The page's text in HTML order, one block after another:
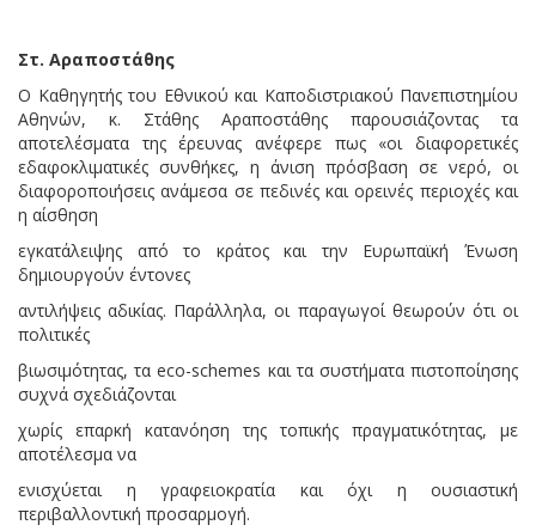
Στ. Αραποστάθης
Ο Καθηγητής του Εθνικού και Καποδιστριακού Πανεπιστημίου
Αθηνών, κ. Στάθης Αραποστάθης παρουσιάζοντας τα
αποτελέσματα της έρευνας ανέφερε πως «οι διαφορετικές
εδαφοκλιματικές συνθήκες, η άνιση πρόσβαση σε νερό, οι
διαφοροποιήσεις ανάμεσα σε πεδινές και ορεινές περιοχές και
η αίσθηση
εγκατάλειψης από το κράτος και την Ευρωπαϊκή Ένωση
δημιουργούν έντονες
αντιλήψεις αδικίας. Παράλληλα, οι παραγωγοί θεωρούν ότι οι
πολιτικές
βιωσιμότητας, τα eco-schemes και τα συστήματα πιστοποίησης
συχνά σχεδιάζονται
χωρίς επαρκή κατανόηση της τοπικής πραγματικότητας, με
αποτέλεσμα να
ενισχύεται η γραφειοκρατία και όχι η ουσιαστική
περιβαλλοντική προσαρμογή.